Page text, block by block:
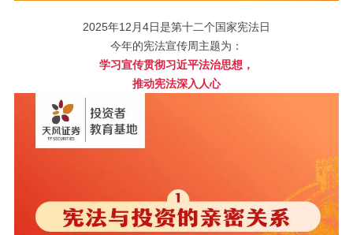
2025年12月4日是第十二个国家宪法日
今年的宪法宣传周主题为：
学习宣传贯彻习近平法治思想，
推动宪法深入人心